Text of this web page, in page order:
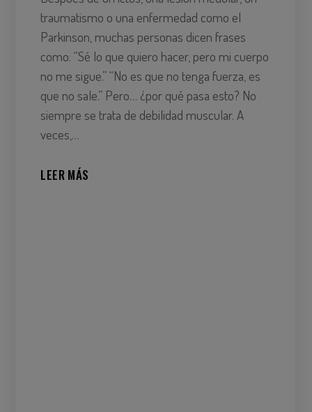
traumatismo o una enfermedad como el
Parkinson, muchas personas dicen frases
como: “Sé lo que quiero hacer, pero mi cuerpo
no me sigue.” “No es que no tenga fuerza, es
que no sale.” Pero… ¿por qué pasa esto? No
siempre se trata de debilidad muscular. A
veces,…
LEER MÁS